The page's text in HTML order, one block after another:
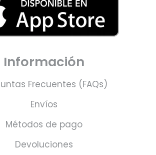
Información
Frecuentes (FAQs)
Envíos
Métodos de pago
Devoluciones